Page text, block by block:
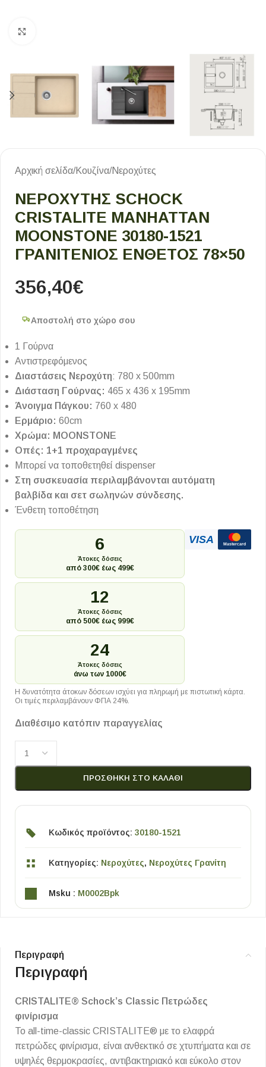
Αρχική σελίδα/Κουζίνα/Νεροχύτες
ΝΕΡΟΧΥΤΗΣ SCHOCK
CRISTALITE MANHATTAN
MOONSTONE 30180-1521
ΓΡΑΝΙΤΕΝΙΟΣ ΕΝΘΕΤΟΣ 78×50
356,40€
Αποστολή στο χώρο σου
1 Γούρνα
Αντιστρεφόμενος
Διαστάσεις Νεροχύτη: 780 x 500mm
Διάσταση Γούρνας: 465 x 436 x 195mm
Άνοιγμα Πάγκου: 760 x 480
Ερμάριο: 60cm
Χρώμα: MOONSTONE
Οπές: 1+1 προχαραγμένες
Μπορεί να τοποθετηθεί dispenser
Στη συσκευασία περιλαμβάνονται αυτόματη
βαλβίδα και σετ σωληνών σύνδεσης.
Ένθετη τοποθέτηση
6
Άτοκες δόσεις
από 300€ έως 499€
12
Άτοκες δόσεις
από 500€ έως 999€
24
Άτοκες δόσεις
άνω των 1000€
VISA Mastercard
Η δυνατότητα άτοκων δόσεων ισχύει για πληρωμή με πιστωτική κάρτα.
Οι τιμές περιλαμβάνουν ΦΠΑ 24%.
Διαθέσιμο κατόπιν παραγγελίας
ΠΡΟΣΘΉΚΗ ΣΤΟ ΚΑΛΆΘΙ
Κωδικός προϊόντος: 30180-1521
Κατηγορίες: Νεροχύτες, Νεροχύτες Γρανίτη
Msku : M0002Bpk
Περιγραφή
Περιγραφή
CRISTALITE® Schock’s Classic Πετρώδες
φινίρισμα
Το all-time-classic CRISTALITE® με το ελαφρά
πετρώδες φινίρισμα, είναι ανθεκτικό σε χτυπήματα και σε
υψηλές θερμοκρασίες, αντιβακτηριακό και εύκολο στον